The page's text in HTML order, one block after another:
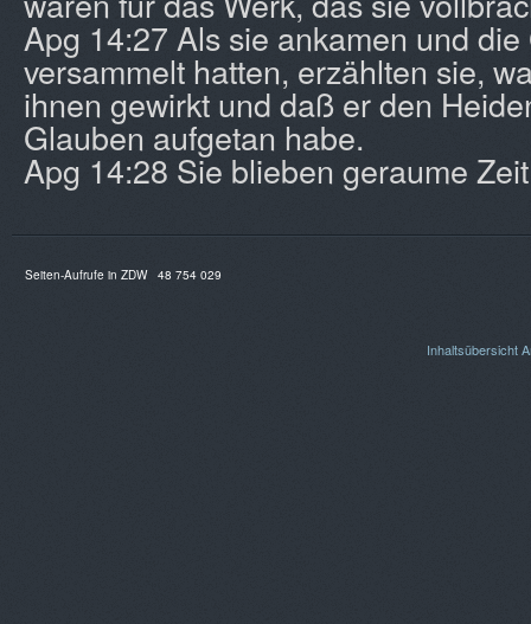
Apg 14:27 Als sie ankamen und
versammelt hatten, erzählten sie,
ihnen gewirkt und daß er den
Glauben aufgetan habe.
Apg 14:28 Sie blieben geraume
Seiten-Aufrufe in ZDW 48 754 029
Inhaltsübersicht